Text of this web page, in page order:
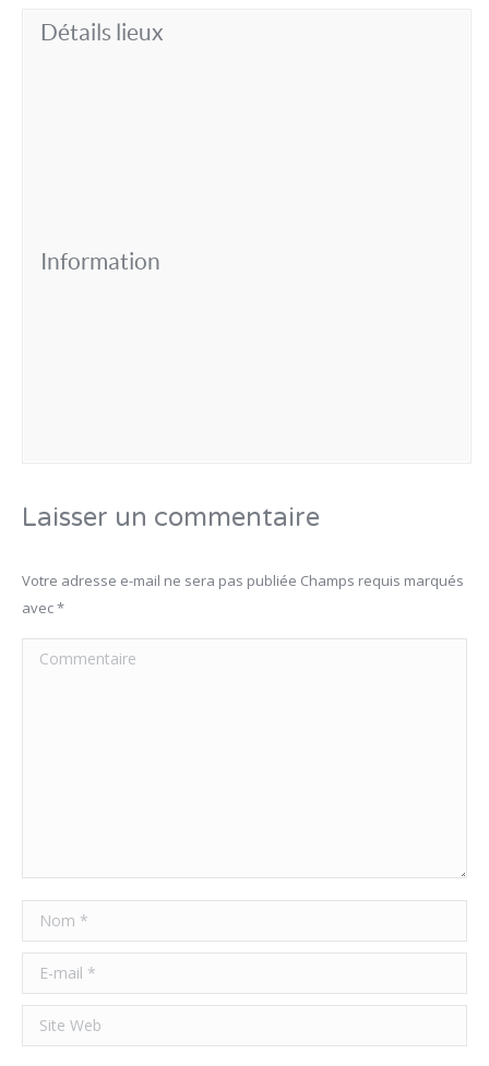
Détails lieux
Information
Laisser un commentaire
Votre adresse e-mail ne sera pas publiée Champs requis marqués
avec*
Commentaire
Nom *
E-mail *
Site Web